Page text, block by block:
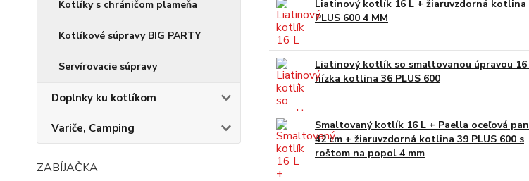
Kotlíky s chráničom plameňa
Kotlíkové súpravy BIG PARTY
Servírovacie súpravy
Doplnky ku kotlíkom
Variče, Camping
ZABÍJAČKA
Liatinový kotlík 16 L + žiaruvzdorná kotlina
PLUS 600 4 MM
Liatinový kotlík so smaltovanou úpravou 16
nízka kotlina 36 PLUS 600
Smaltovaný kotlík 16 L + Paella oceľová
42 cm + žiaruvzdorná kotlina 39 PLUS 600 s
roštom na popol 4 mm